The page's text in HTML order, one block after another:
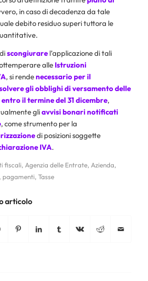
in caso di decadenza da tale
debito residuo superi tuttora le
scongiurarel’applicazione di tali
alle Istruzioni
, si rendenecessario per il
gli obblighi di versamento delle
il termine del 31 dicembre,
gliavvisi bonarinotificati
, come strumento per la
di posizioni soggette
IVA.
fiscali, Agenzia delle Entrate, Azienda,
pagamenti, Tasse
articolo